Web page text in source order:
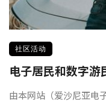
社区活动
电子居民和数字游
由本网站（爱沙尼亚电